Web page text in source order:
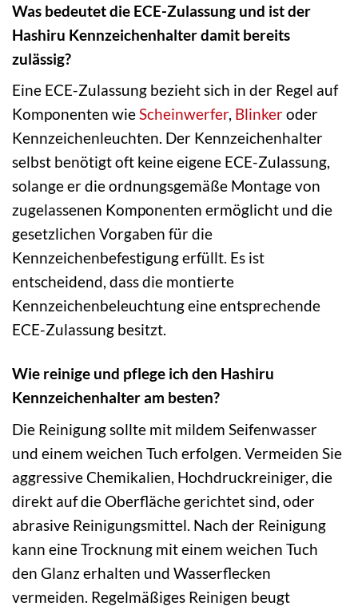
Was bedeutet die ECE-Zulassung und ist der
Hashiru Kennzeichenhalter damit bereits
zulässig?
Eine ECE-Zulassung bezieht sich in der Regel auf
Komponenten wieScheinwerfer, Blinkeroder
Kennzeichenleuchten. Der Kennzeichenhalter
selbst benötigt oft keine eigene ECE-Zulassung,
solange er die ordnungsgemäße Montage von
zugelassenen Komponenten ermöglicht und die
gesetzlichen Vorgaben für die
Kennzeichenbefestigung erfüllt. Es ist
entscheidend, dass die montierte
Kennzeichenbeleuchtung eine entsprechende
ECE-Zulassung besitzt.
Wie reinige und pflege ich den Hashiru
Kennzeichenhalter am besten?
Die Reinigung sollte mit mildem Seifenwasser
und einem weichen Tuch erfolgen. Vermeiden Sie
aggressive Chemikalien, Hochdruckreiniger, die
direkt auf die Oberfläche gerichtet sind, oder
abrasive Reinigungsmittel. Nach der Reinigung
kann eine Trocknung mit einem weichen Tuch
den Glanz erhalten und Wasserflecken
vermeiden. Regelmäßiges Reinigen beugt